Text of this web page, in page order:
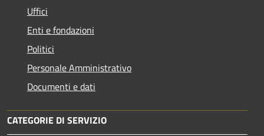
Uffici
Enti e fondazioni
Politici
Personale Amministrativo
Documenti e dati
CATEGORIE DI SERVIZIO